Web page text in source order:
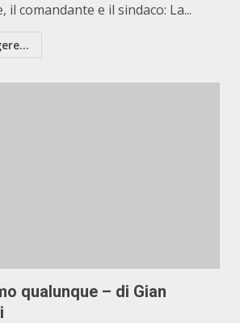
il comandante e il sindaco: La...
qualunque – di Gian